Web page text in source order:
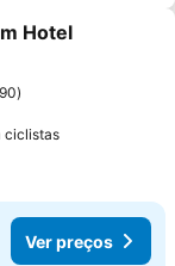
favoritos
Hotel
ciclistas
Ver preços